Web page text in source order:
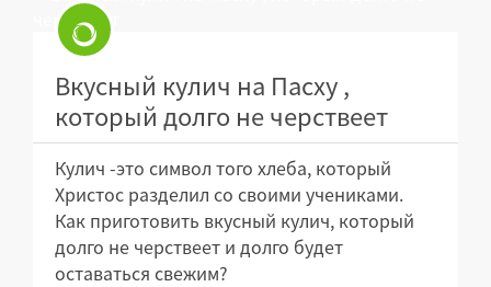
Вкусный кулич на Пасху ,
который долго не черствеет
Кулич -это символ того хлеба, который
Христос разделил со своими учениками.
Как приготовить вкусный кулич, который
долго не черствеет и долго будет
оставаться свежим?